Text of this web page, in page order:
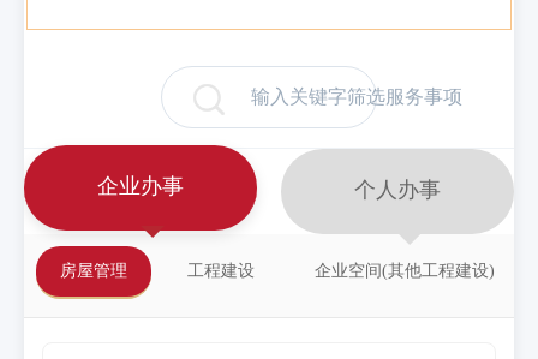
企业办事 个人办事
房屋管理 工程建设 企业空间(其他工程建设)